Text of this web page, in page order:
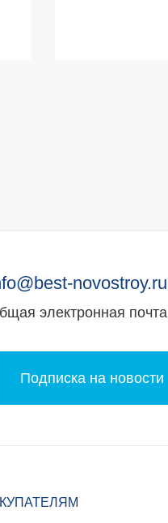
novostroy.ru
электронная почта
Подписка на новости